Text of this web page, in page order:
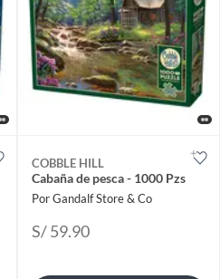
COBBLE HILL
Cabaña de pesca - 1000 Pzs
Por Gandalf Store & Co
S/ 59.90